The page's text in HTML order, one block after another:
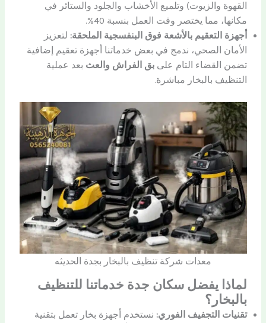
القهوة والزيوت) وتلميع الأخشاب والجلود والستائر في
مكانها، مما يختصر وقت العمل بنسبة 40%.
أجهزة التعقيم بالأشعة فوق البنفسجية الملحقة: لتعزيز
الأمان الصحي، ندمج في بعض خدماتنا أجهزة تعقيم إضافية
تضمن القضاء التام علىبق الفراش والعث بعد عملية
التنظيف بالبخار مباشرة.
معدات شركة تنظيف بالبخار بجدة الحديثه
لماذا يفضل سكان جدة خدماتنا للتنظيف
بالبخار؟
تقنيات التجفيف الفوري: نستخدم أجهزة بخار تعمل بتقنية